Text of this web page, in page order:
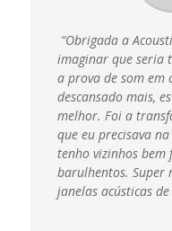
“Obrigada a
imaginar que seria
a prova de som em
descansado mais,
melhor. Foi a
que eu precisava
tenho vizinhos bem
barulhentos. Super
janelas acústicas de